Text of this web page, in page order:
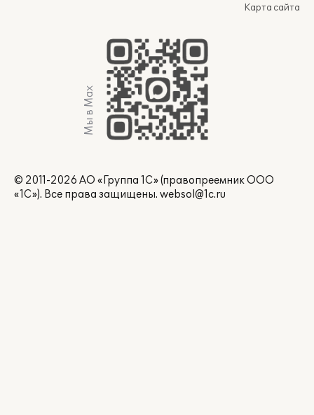
Карта сайта
Мы в Max
© 2011-2026 АО «Группа 1С» (правопреемник ООО
«1С»). Все права защищены. websol@1c.ru